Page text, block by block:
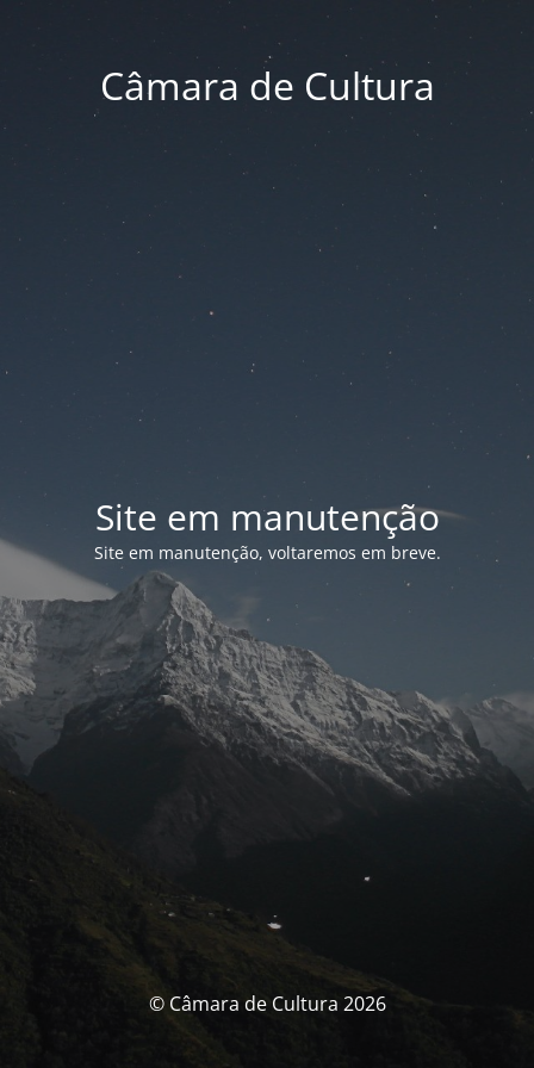
Câmara de Cultura
Site em manutenção
Site em manutenção, voltaremos em breve.
© Câmara de Cultura 2026